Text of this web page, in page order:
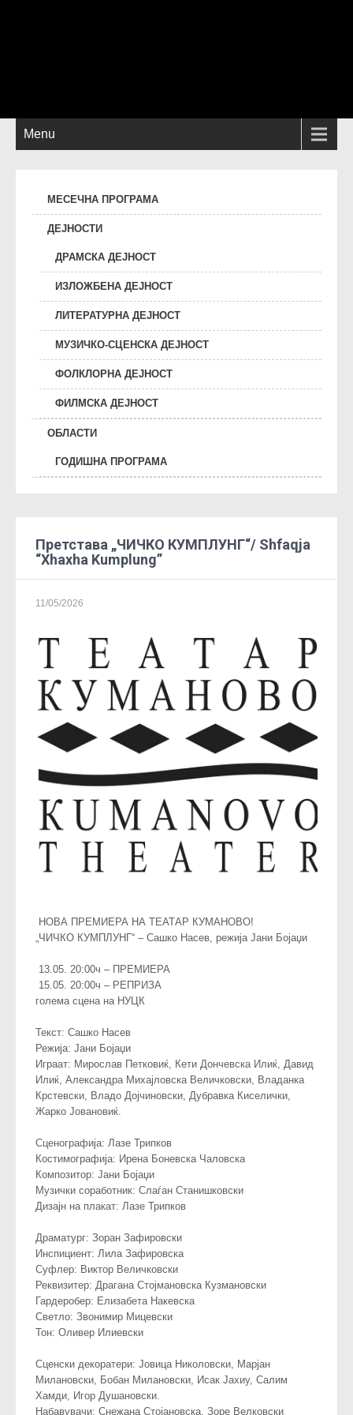
Menu
МЕСЕЧНА ПРОГРАМА
ДЕЈНОСТИ
ДРАМСКА ДЕЈНОСТ
ИЗЛОЖБЕНА ДЕЈНОСТ
ЛИТЕРАТУРНА ДЕЈНОСТ
МУЗИЧКО-СЦЕНСКА ДЕЈНОСТ
ФОЛКЛОРНА ДЕЈНОСТ
ФИЛМСКА ДЕЈНОСТ
ОБЛАСТИ
ГОДИШНА ПРОГРАМА
Претстава „ЧИЧКО КУМПЛУНГ“/ Shfaqja
“Xhaxha Kumplung”
11/05/2026
НОВА ПРЕМИЕРА НА ТЕАТАР КУМАНОВО!
„ЧИЧКО КУМПЛУНГ“ – Сашко Насев, режија Јани Бојаџи
13.05. 20:00ч – ПРЕМИЕРА
15.05. 20:00ч – РЕПРИЗА
голема сцена на НУЦК
Текст: Сашко Насев
Режија: Јани Бојаџи
Играат: Мирослав Петковиќ, Кети Дончевска Илиќ, Давид
Илиќ, Александра Михајловска Величковски, Владанка
Крстевски, Владо Дојчиновски, Дубравка Киселички,
Жарко Јовановиќ.
Сценографија: Лазе Трипков
Костимографија: Ирена Боневска Чаловска
Композитор: Јани Бојаџи
Музички соработник: Слаѓан Станишковски
Дизајн на плакат: Лазе Трипков
Драматург: Зоран Зафировски
Инспициент: Лила Зафировска
Суфлер: Виктор Величковски
Реквизитер: Драгана Стојмановска Кузмановски
Гардеробер: Елизабета Накевска
Светло: Звонимир Мицевски
Тон: Оливер Илиевски
Сценски декоратери: Јовица Николовски, Марјан
Милановски, Бобан Милановски, Исак Јахиу, Салим
Хамди, Игор Душановски.
Набавувачи: Снежана Стојановска, Зоре Велковски